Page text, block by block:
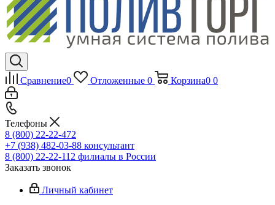
Сравнение0 Отложенные 0 Корзина0 0
Телефоны
8 (800) 22-22-472
+7 (938) 482-03-88 консультант
8 (800) 22-22-112 филиалы в России
Заказать звонок
Личный кабинет